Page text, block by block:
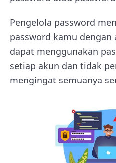
Pengelola password
password kamu dengan
dapat menggunakan
setiap akun dan tidak
mengingat semuanya